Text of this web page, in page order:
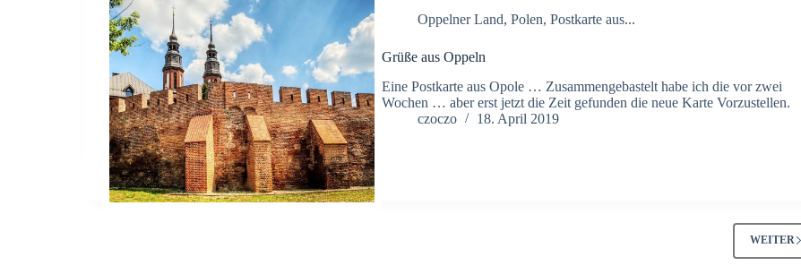
Oppelner Land,Polen,Postkarte aus...
Grüße aus Oppeln
Eine Postkarte aus Opole … Zusammengebastelt habe ich die vor zwei
Wochen … aber erst jetzt die Zeit gefunden die neue Karte Vorzustellen.
czoczo
18. April 2019
WEITER